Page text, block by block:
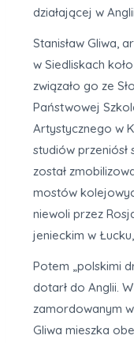
działającej w
Stanisław Gliwa,
w Siedliskach
związało go ze
Państwowej
Artystycznego w
studiów przeniósł
został
mostów
niewoli przez
jenieckim w
Potem „polskimi
dotarł do Anglii.
zamordowanym
Gliwa mieszka